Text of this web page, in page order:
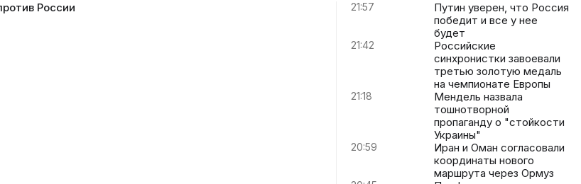
России 21:57
Путин уверен, что Россия
победит и все у нее
будет
21:42
Российские
синхронистки завоевали
третью золотую медаль
на чемпионате Европы
21:18
Мендель назвала
тошнотворной
пропаганду о "стойкости
Украины"
20:59
Иран и Оман согласовали
координаты нового
маршрута через Ормуз